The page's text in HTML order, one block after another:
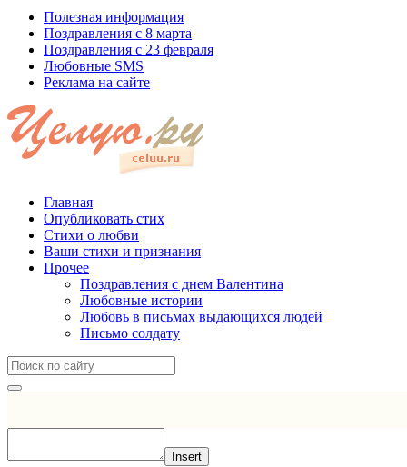
Полезная информация
Поздравления с 8 марта
Поздравления с 23 февраля
Любовные SMS
Реклама на сайте
Главная
Опубликовать стих
Стихи о любви
Ваши стихи и признания
Прочее
Поздравления с днем Валентина
Любовные истории
Любовь в письмах выдающихся людей
Письмо солдату
Insert